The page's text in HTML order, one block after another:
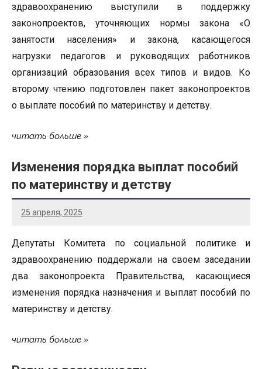
здравоохранению выступили в поддержку
законопроектов, уточняющих нормы закона «О
занятости населения» и закона, касающегося
нагрузки педагогов и руководящих работников
организаций образования всех типов и видов. Ко
второму чтению подготовлен пакет законопроектов
о выплате пособий по материнству и детству.
читать больше
Изменения порядка выплат пособий
по материнству и детству
25 апреля, 2025
Депутаты Комитета по социальной политике и
здравоохранению поддержали на своем заседании
два законопроекта Правительства, касающиеся
изменения порядка назначения и выплат пособий по
материнству и детству.
читать больше